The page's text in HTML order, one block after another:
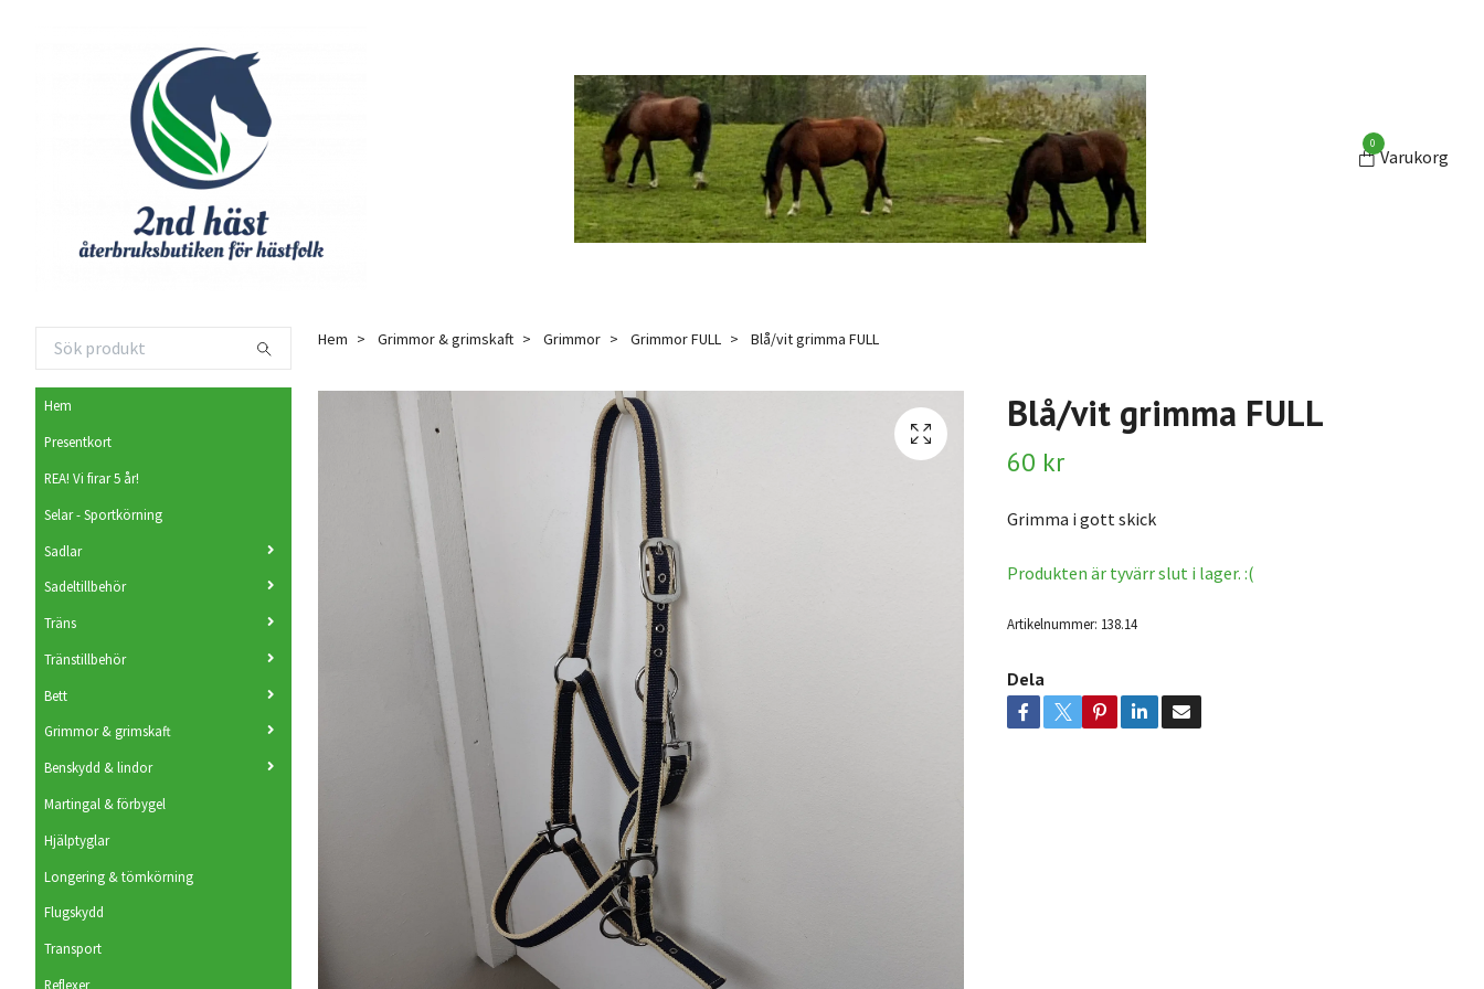
0
Varukorg
Hem
Presentkort
REA! Vi firar 5 år!
Selar - Sportkörning
Sadlar
Sadeltillbehör
Träns
Tränstillbehör
Bett
Grimmor & grimskaft
Benskydd & lindor
Martingal & förbygel
Hjälptyglar
Longering & tömkörning
Flugskydd
Transport
Reflexer
Hem Grimmor & grimskaft Grimmor Grimmor FULL Blå/vit grimma FULL
Blå/vit grimma FULL
60 kr
Grimma i gott skick
Produkten är tyvärr slut i lager. :(
Artikelnummer: 138.14
Dela